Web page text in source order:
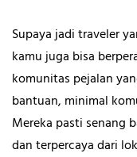
Supaya jadi traveler
kamu juga bisa
komunitas pejalan
bantuan, minimal
Mereka pasti senang
dan terpercaya dari